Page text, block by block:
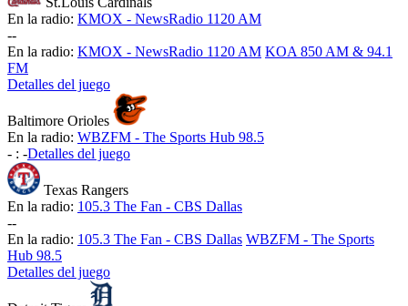
En la radio: KMOX - NewsRadio 1120 AM
--
En la radio: KMOX - NewsRadio 1120 AM KOA 850 AM & 94.1
FM
Detalles del juego
Baltimore Orioles
En la radio: WBZFM - The Sports Hub 98.5
- : -Detalles del juego
Texas Rangers
En la radio: 105.3 The Fan - CBS Dallas
--
En la radio: 105.3 The Fan - CBS Dallas WBZFM - The Sports
Hub 98.5
Detalles del juego